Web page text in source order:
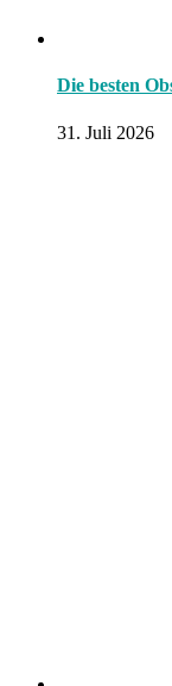
Die besten
31. Juli 2026